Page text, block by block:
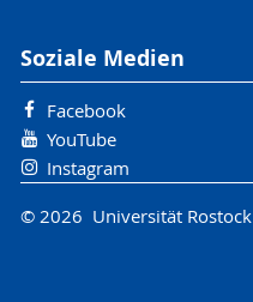
Soziale Medien
Facebook
YouTube
Instagram
© 2026 Universität Rostock